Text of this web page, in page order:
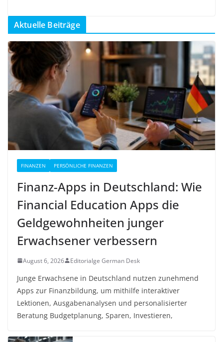
Aktuelle Beiträge
FINANZEN PERSÖNLICHE FINANZEN
Finanz-Apps in Deutschland: Wie
Financial Education Apps die
Geldgewohnheiten junger
Erwachsener verbessern
August 6, 2026 Editorialge German Desk
Junge Erwachsene in Deutschland nutzen zunehmend
Apps zur Finanzbildung, um mithilfe interaktiver
Lektionen, Ausgabenanalysen und personalisierter
Beratung Budgetplanung, Sparen, Investieren,